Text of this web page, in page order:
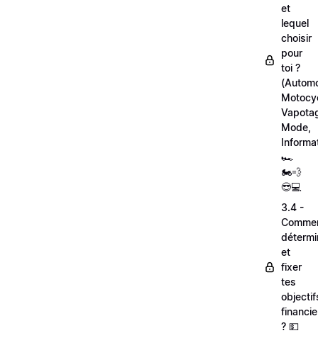
et
lequel
choisir
pour
toi ?
Mode,
🏎
🏍💨
😎💻
3.4 -
et
fixer
tes
? 💵